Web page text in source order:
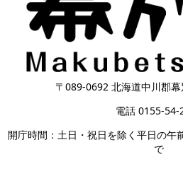
〒089-0692 北海道中川郡
電話 0155-54-
開庁時間：土日・祝日を除く平日の午
で